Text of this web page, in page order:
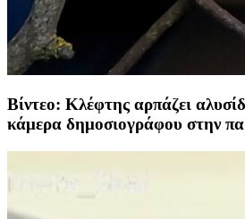
Βίντεο: Κλέφτης αρπάζει
κάμερα δημοσιογράφου στην